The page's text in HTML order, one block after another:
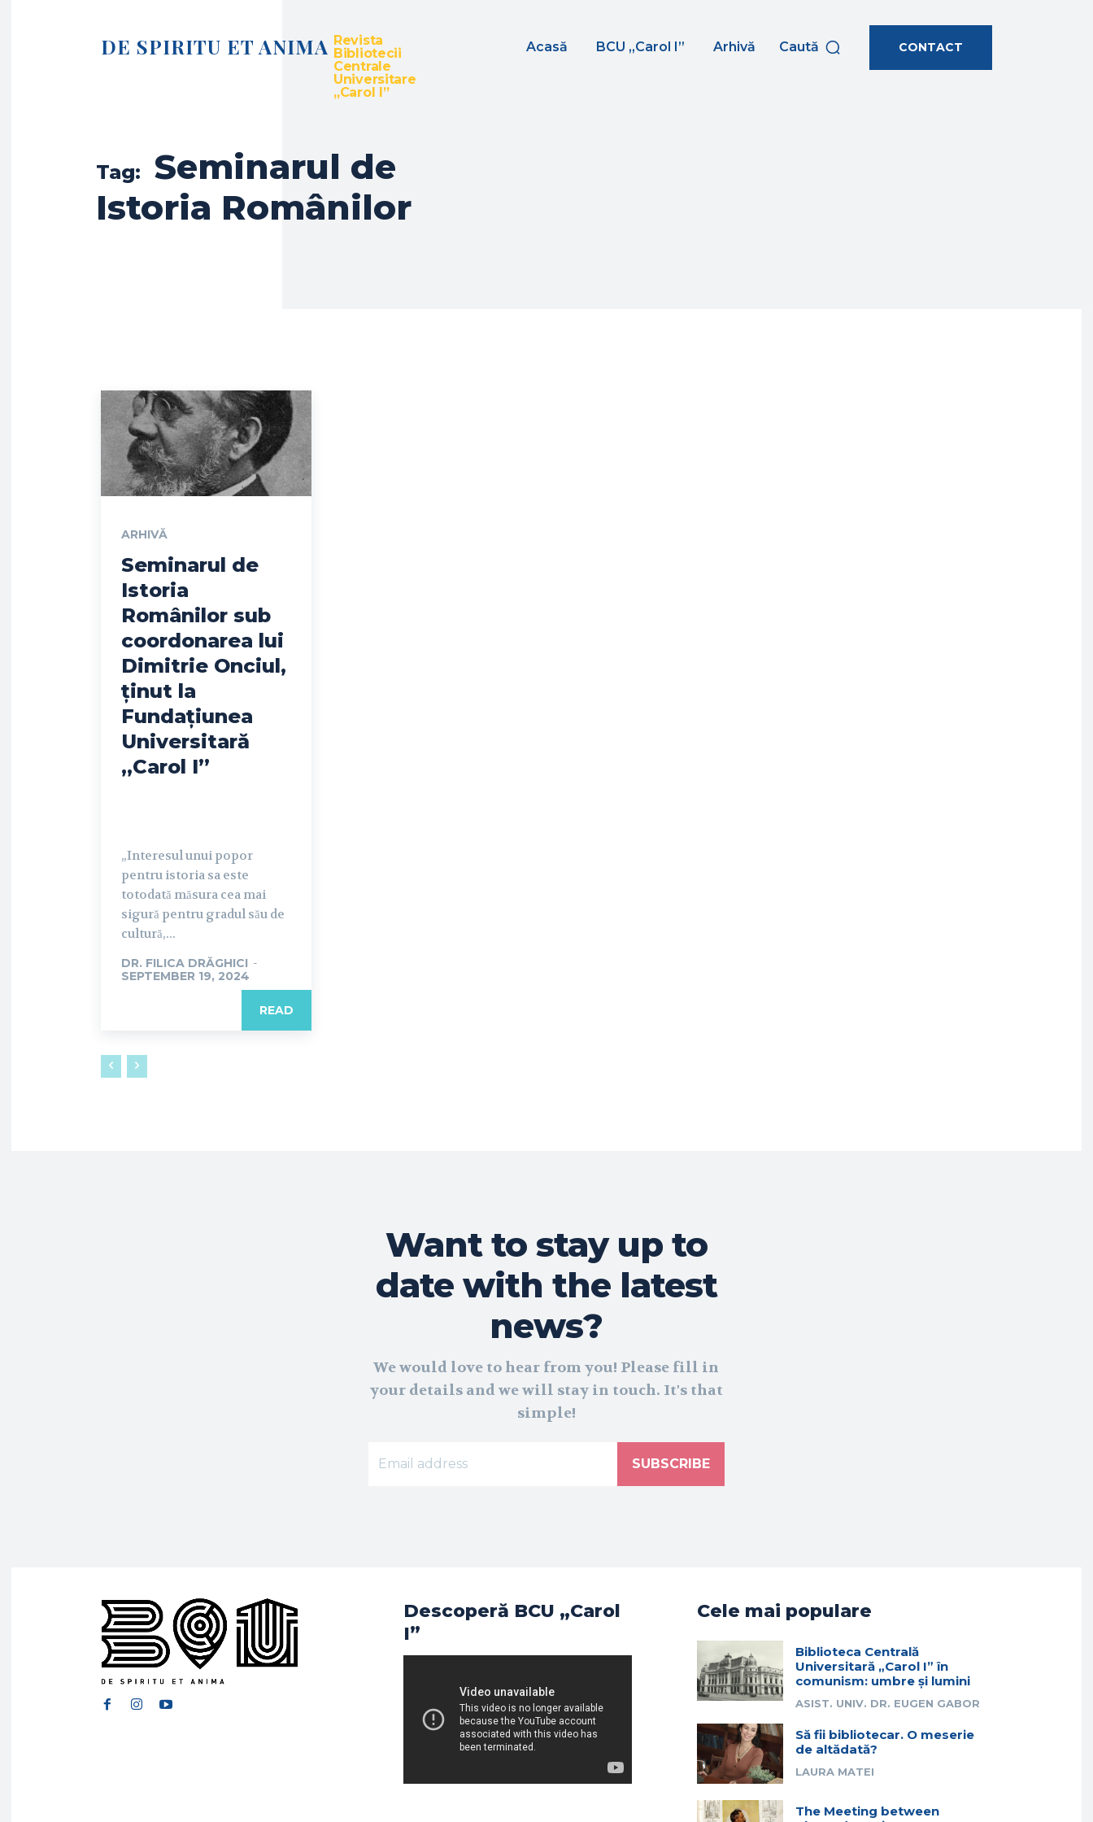
DE SPIRITU ET ANIMA Revista
Bibliotecii
Centrale
Universitare
„Carol I”
Acasă BCU „Carol I” Arhivă Caută CONTACT
Tag:
Seminarul de
Istoria Românilor
ARHIVĂ
Seminarul de
Istoria
Românilor sub
coordonarea lui
Dimitrie Onciul,
ținut la
Fundațiunea
Universitară
„Carol I”
„Interesul unui popor
pentru istoria sa este
totodată măsura cea mai
sigură pentru gradul său de
cultură,...
DR. FILICA DRĂGHICI -
SEPTEMBER 19, 2024
READ
Want to stay up to
date with the latest
news?
We would love to hear from you! Please fill in
your details and we will stay in touch. It's that
simple!
SUBSCRIBE
Descoperă BCU „Carol
I”
Cele mai populare
Biblioteca Centrală
Universitară „Carol I” în
comunism: umbre și lumini
ASIST. UNIV. DR. EUGEN GABOR
Să fii bibliotecar. O meserie
de altădată?
LAURA MATEI
The Meeting between